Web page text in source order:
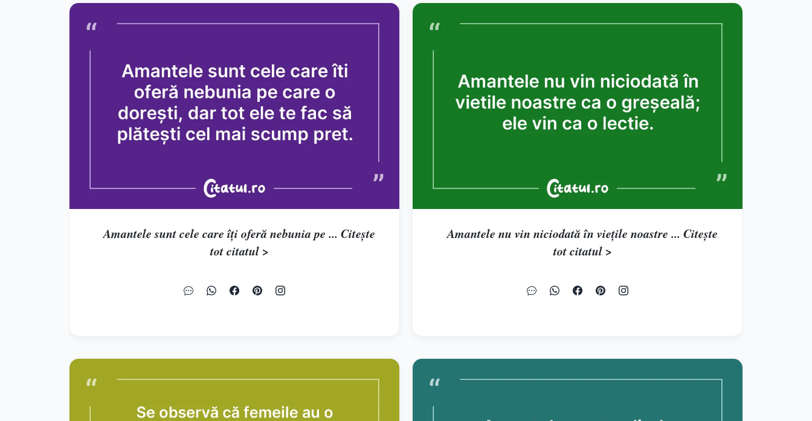
Amantele sunt cele care îți oferă nebunia pe ... Citește
tot citatul >
Amantele nu vin niciodată în viețile noastre ... Citește
tot citatul >